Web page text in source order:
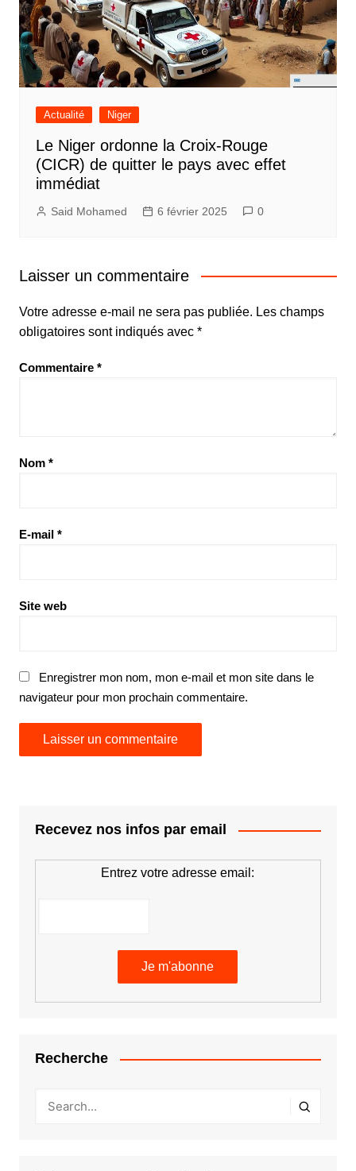
Actualité Niger
Le Niger ordonne la Croix-Rouge
(CICR) de quitter le pays avec effet
immédiat
Said Mohamed 6 février 2025 0
Laisser un commentaire
Votre adresse e-mail ne sera pas publiée. Les champs
obligatoires sont indiqués avec *
Commentaire *
Nom *
E-mail *
Site web
Enregistrer mon nom, mon e-mail et mon site dans le
navigateur pour mon prochain commentaire.
Recevez nos infos par email
Entrez votre adresse email:
Recherche